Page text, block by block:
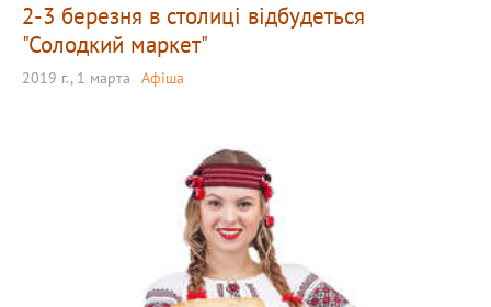
2-3 березня в столиці відбудеться
"Солодкий маркет"
2019 г., 1 марта Афіша